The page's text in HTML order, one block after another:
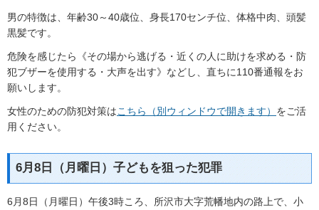
男の特徴は、年齢30～40歳位、身長170センチ位、体格中肉、頭髪
黒髪です。
危険を感じたら《その場から逃げる・近くの人に助けを求める・防
犯ブザーを使用する・大声を出す》などし、直ちに110番通報をお
願いします。
女性のための防犯対策はこちら（別ウィンドウで開きます） をご活
用ください。
6月8日（月曜日）子どもを狙った犯罪
6月8日（月曜日）午後3時ころ、所沢市大字荒幡地内の路上で、小